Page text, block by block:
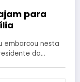
para
embarcou nesta
da…